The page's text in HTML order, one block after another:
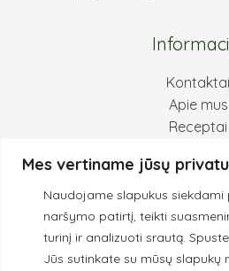
Mes vertiname jūsų
Naudojame slapukus siekdami
naršymo patirtį, teikti
turinį ir analizuoti srautą.
Jūs sutinkate su mūsų slapukų
Kontaktai
Apie mus
Receptai
Privatumo
Kokybės